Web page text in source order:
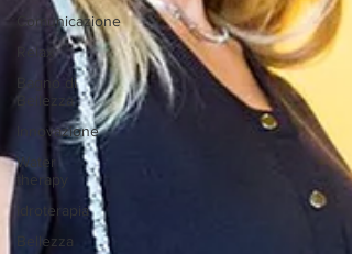
Comunicazione
Relax
Bagno di
Bellezza
Innovazione
Water
therapy
Idroterapia
Bellezza